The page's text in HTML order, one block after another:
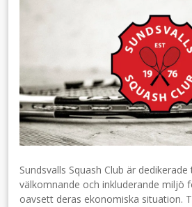
Sundsvalls Squash Club är
välkomnande och inkluderande miljö
oavsett deras ekonomiska situation.